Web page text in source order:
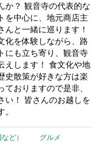
か？ 観音寺の代表的な
を中心に、地元商店主
んと一緒に巡ります！
化を体験しながら、路
にも立ち寄り、観音寺
えします！ 食文化や地
史散策が好きな方は楽
ておりますので是非、
い！ 皆さんのお越しを
など）
グルメ